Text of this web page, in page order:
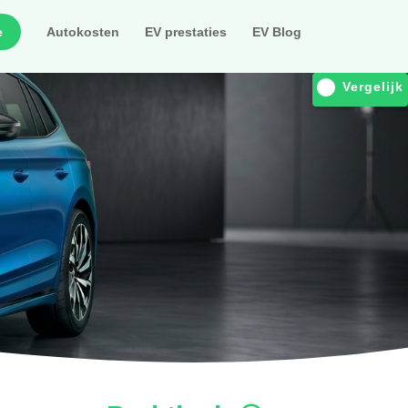
Autokosten EV prestaties EV Blog
Vergelijk